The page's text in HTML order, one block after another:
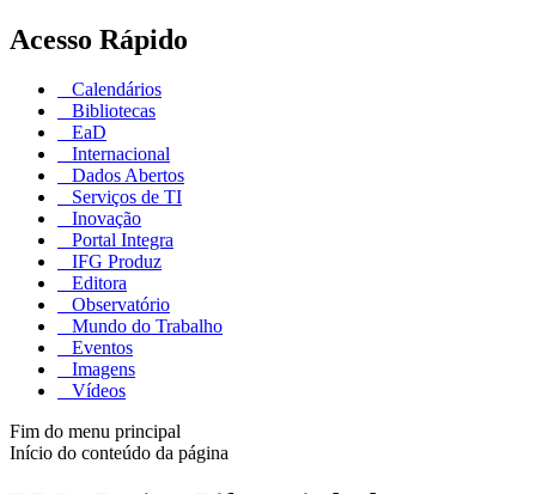
Acesso Rápido
Calendários
Bibliotecas
EaD
Internacional
Dados Abertos
Serviços de TI
Inovação
Portal Integra
IFG Produz
Editora
Observatório
Mundo do Trabalho
Eventos
Imagens
Vídeos
Fim do menu principal
Início do conteúdo da página